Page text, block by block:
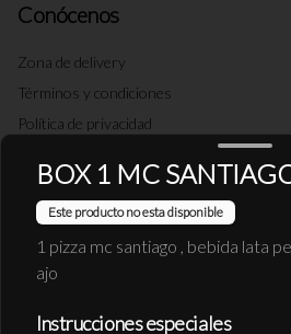
Conócenos
Zona de delivery
Términos y condiciones
Política de privacidad
Redes sociales
Instagram
Facebook
BOX 1 MC
Este producto no esta disponible
1 pizza mc santiago , bebida lata
ajo
Instrucciones especiales